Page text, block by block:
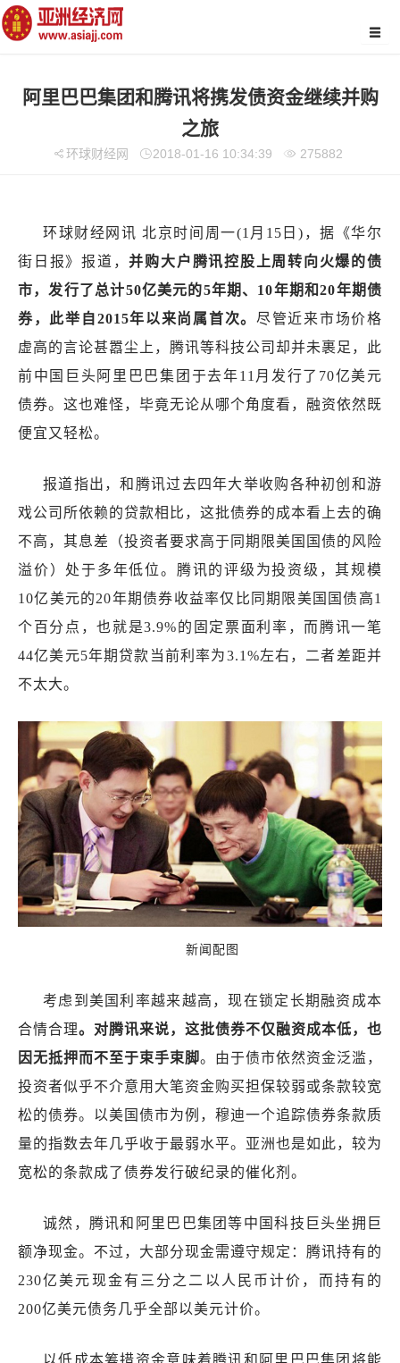
阿里巴巴集团和腾讯将携发债资金继续并购
之旅
环球财经网 2018-01-16 10:34:39 275882
环球财经网讯 北京时间周一(1月15日)，据《华尔
街日报》报道，并购大户腾讯控股上周转向火爆的债
市，发行了总计50亿美元的5年期、10年期和20年期债
券，此举自2015年以来尚属首次。 尽管近来市场价格
虚高的言论甚嚣尘上，腾讯等科技公司却并未裹足，此
前中国巨头阿里巴巴集团于去年11月发行了70亿美元
债券。这也难怪，毕竟无论从哪个角度看，融资依然既
便宜又轻松。
报道指出，和腾讯过去四年大举收购各种初创和游
戏公司所依赖的贷款相比，这批债券的成本看上去的确
不高，其息差（投资者要求高于同期限美国国债的风险
溢价）处于多年低位。腾讯的评级为投资级，其规模
10亿美元的20年期债券收益率仅比同期限美国国债高1
个百分点，也就是3.9%的固定票面利率，而腾讯一笔
44亿美元5年期贷款当前利率为3.1%左右，二者差距并
不太大。
新闻配图
考虑到美国利率越来越高，现在锁定长期融资成本
合情合理。对腾讯来说，这批债券不仅融资成本低，也
因无抵押而不至于束手束脚。由于债市依然资金泛滥，
投资者似乎不介意用大笔资金购买担保较弱或条款较宽
松的债券。以美国债市为例，穆迪一个追踪债券条款质
量的指数去年几乎收于最弱水平。亚洲也是如此，较为
宽松的条款成了债券发行破纪录的催化剂。
诚然，腾讯和阿里巴巴集团等中国科技巨头坐拥巨
额净现金。不过，大部分现金需遵守规定：腾讯持有的
230亿美元现金有三分之二以人民币计价，而持有的
200亿美元债务几乎全部以美元计价。
以低成本筹措资金意味着腾讯和阿里巴巴集团将能